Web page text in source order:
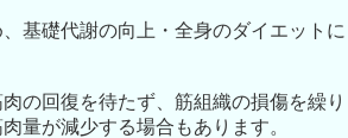
基礎代謝の向上・全身のダイエットに
の回復を待たず、筋組織の損傷を繰り
量が減少する場合もあります。